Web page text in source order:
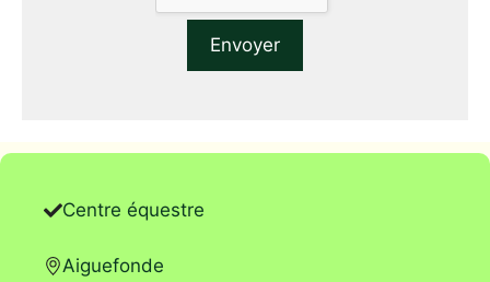
Centre équestre
Aiguefonde